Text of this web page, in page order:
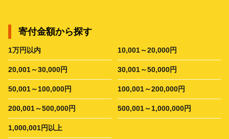
寄付金額から探す
1万円以内 10,001～20,000円
20,001～30,000円 30,001～50,000円
50,001～100,000円 100,001～200,000円
200,001～500,000円 500,001～1,000,000円
1,000,001円以上